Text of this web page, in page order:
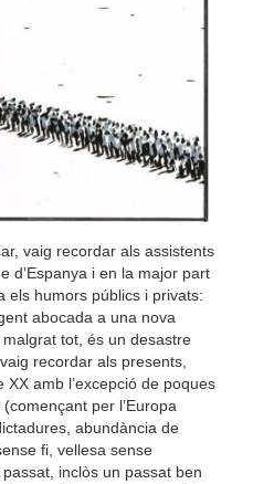
vaig recordar als assistents
d’Espanya i en la major part
els humors públics i privats:
abocada a una nova
tot, és un desastre
recordar als presents,
amb l’excepció de poques
per l’Europa
abundància de
fi, vellesa sense
inclòs un passat ben